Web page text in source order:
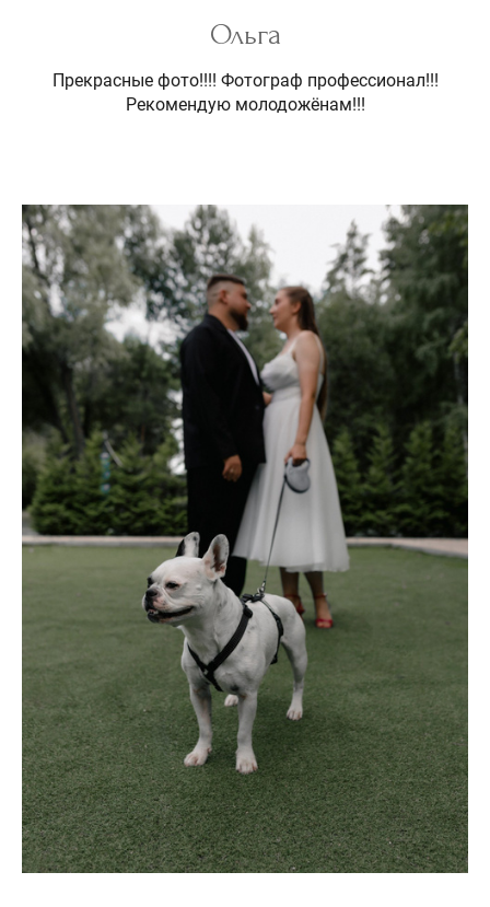
Ольга
Прекрасные фото!!!! Фотограф профессионал!!!
Рекомендую молодожёнам!!!